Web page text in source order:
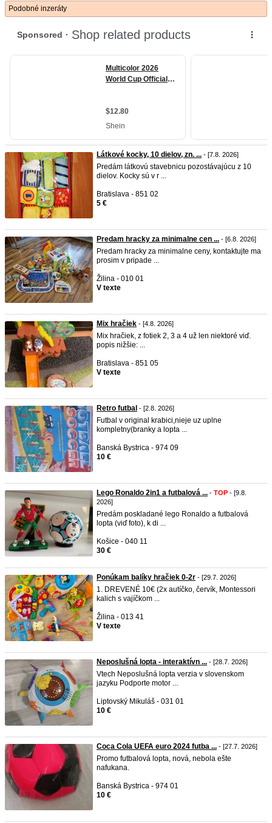
Podobné inzeráty
Látkové kocky, 10 dielov, zn. ... - [7.8. 2026]
Predám látkovú stavebnicu pozostávajúcu z 10
dielov. Kocky sú v r ...
Bratislava - 851 02
5 €
Predam hracky za minimalne cen ... - [6.8. 2026]
Predam hracky za minimalne ceny, kontaktujte ma
prosim v pripade ...
Žilina - 010 01
V texte
Mix hračiek - [4.8. 2026]
Mix hračiek, z fotiek 2, 3 a 4 už len niektoré viď.
popis nižšie: ...
Bratislava - 851 05
V texte
Retro futbal - [2.8. 2026]
Futbal v original krabici,nieje uz uplne
kompletny(branky a lopta ...
Banská Bystrica - 974 09
10 €
Lego Ronaldo 2in1 a futbalová ... - TOP - [9.8.
2026]
Predám poskladané lego Ronaldo a futbalová
lopta (viď foto), k di ...
Košice - 040 11
30 €
Ponúkam balíky hračiek 0-2r - [29.7. 2026]
1. DREVENÉ 10€ (2x autíčko, červík, Montessori
kalich s vajíčkom ...
Žilina - 013 41
V texte
Neposlušná lopta - interaktívn ... - [28.7. 2026]
Vtech Neposlušná lopta verzia v slovenskom
jazyku Podporte motor ...
Liptovský Mikuláš - 031 01
10 €
Coca Cola UEFA euro 2024 futba ... - [27.7. 2026]
Promo futbalová lopta, nová, nebola ešte
nafukana.
Banská Bystrica - 974 01
10 €